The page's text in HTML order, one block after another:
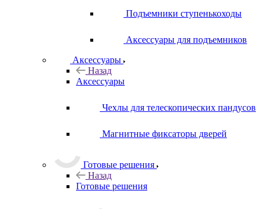
Подъемники ступенькоходы
Аксессуары для подъемников
Аксессуары
Назад
Аксессуары
Чехлы для телескопических пандусов
Магнитные фиксаторы дверей
Готовые решения
Назад
Готовые решения